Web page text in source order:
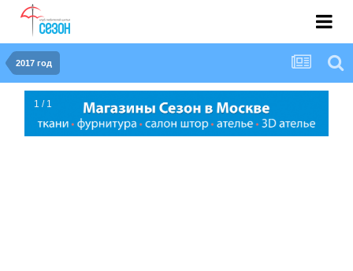
2017 год
1 / 1